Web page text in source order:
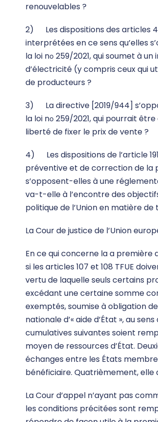
renouvelables ?
2) Les dispositions des articles
interprétées en ce sens qu’elles
la loi no 259/2021, qui soumet à
d’électricité (y compris ceux qui
de producteurs ?
3) La directive [2019/944]
la loi no 259/2021, qui pourrait
liberté de fixer le prix de vente ?
4) Les dispositions de l’article
préventive et de correction de la
s’opposent-elles à une
va-t-elle à l’encontre des
politique de l’Union en matière de
La Cour de justice de l’Union
En ce qui concerne la a première
si les articles 107 et 108 TFUE
vertu de laquelle seuls certains
excédant une certaine somme
exemptés, soumise à obligation
nationale d’« aide d’État », au
cumulatives suivantes soient
moyen de ressources d’État.
échanges entre les États
bénéficiaire. Quatrièmement,
La Cour d’appel n’ayant pas
les conditions précitées sont